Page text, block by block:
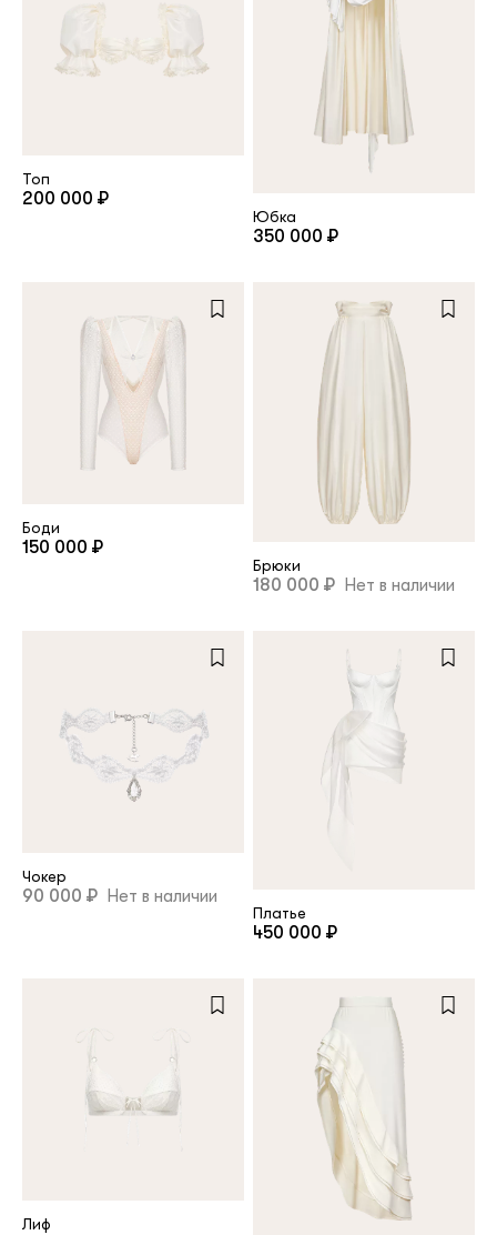
Топ
200 000 ₽
Юбка
350 000 ₽
Боди
150 000 ₽
Брюки
180 000 ₽ Нет в наличии
Чокер
90 000 ₽ Нет в наличии
Платье
450 000 ₽
Лиф